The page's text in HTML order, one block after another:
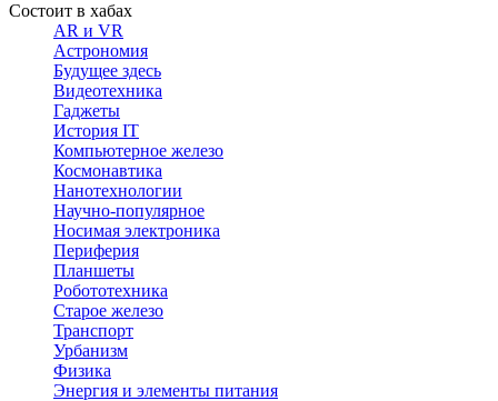
Состоит в хабах
AR и VR
Астрономия
Будущее здесь
Видеотехника
Гаджеты
История IT
Компьютерное железо
Космонавтика
Нанотехнологии
Научно-популярное
Носимая электроника
Периферия
Планшеты
Робототехника
Старое железо
Транспорт
Урбанизм
Физика
Энергия и элементы питания